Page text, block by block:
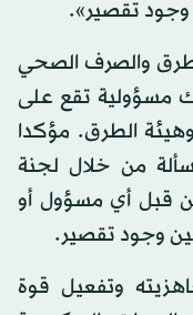
تقصير».
والصرف الصحي
مسؤولية تقع على
وهيئة الطرق. مؤكدا
من خلال لجنة
قبل أي مسؤول أو
وجود تقصير.
وتفعيل قوة